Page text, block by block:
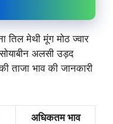
मेथी मूंग मोठ ज्वार
अलसी उड़द
ताजा भाव की जानकारी
अधिकतम भाव